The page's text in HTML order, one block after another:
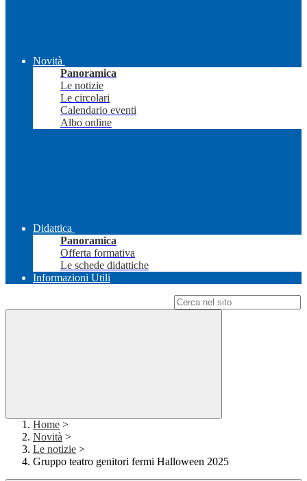
Novità
Panoramica
Le notizie
Le circolari
Calendario eventi
Albo online
Didattica
Panoramica
Offerta formativa
Le schede didattiche
Informazioni Utili
Home >
Novità >
Le notizie >
Gruppo teatro genitori fermi Halloween 2025